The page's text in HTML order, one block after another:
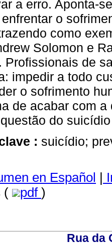
a erro. Aponta-
o
como
Solomon e
. Profissionais de
impedir a todo
o sofrimento
de acabar com
do
: suicídio;
en Español |
(
pdf )
Rua da